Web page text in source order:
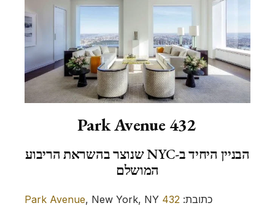
432 Park Avenue
הבניין היחיד ב-NYC שנוצר בהשראת הריבוע
המושלם
כתובת: 432 Park Avenue
, New York, NY